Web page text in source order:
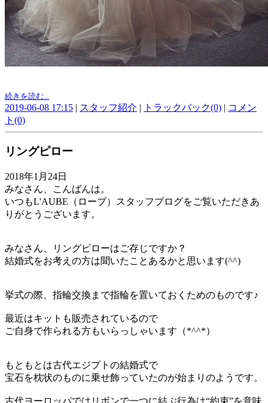
続きを読む...
2019-06-08 17:15 | スタッフ紹介 | トラックバック(0) | コメン
ト(0)
リングピロー
2018年1月24日
みなさん、こんばんは。
いつもL'AUBE（ローブ）スタッフブログをご覧いただきあ
りがとうございます。
みなさん、リングピローはご存じですか？
結婚式をお考えの方は聞いたことあるかと思います(^^)
挙式の際、指輪交換まで指輪を置いておくためのものです♪
最近はキットも販売されているので
ご自身で作られる方もいらっしゃいます（*^^*）
もともとは古代エジプトの結婚式で
宝石を枕状のものに乗せ飾っていたのが始まりのようです。
古代ヨーロッパではリボンで一つに結ぶ行為は“約束”を意味